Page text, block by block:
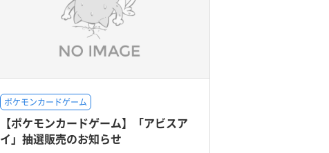
ポケモンカードゲーム
【ポケモンカードゲーム】「アビスア
イ」抽選販売のお知らせ